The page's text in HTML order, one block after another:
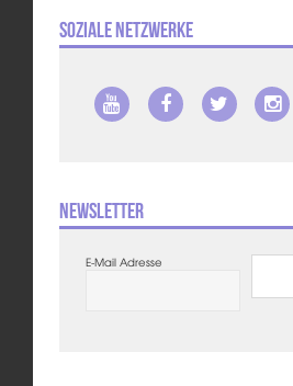
Soziale Netzwerke
Newsletter
E-Mail Adresse